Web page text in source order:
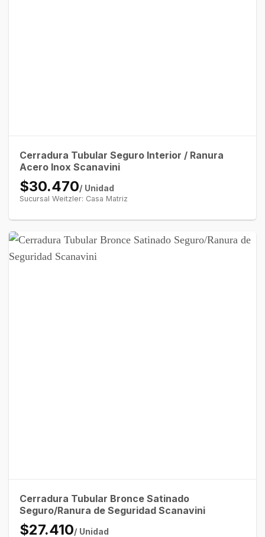
Cerradura Tubular Seguro Interior / Ranura
Acero Inox Scanavini
$30.470/ Unidad
Sucursal Weitzler: Casa Matriz
Cerradura Tubular Bronce Satinado
Seguro/Ranura de Seguridad Scanavini
$27.410/ Unidad